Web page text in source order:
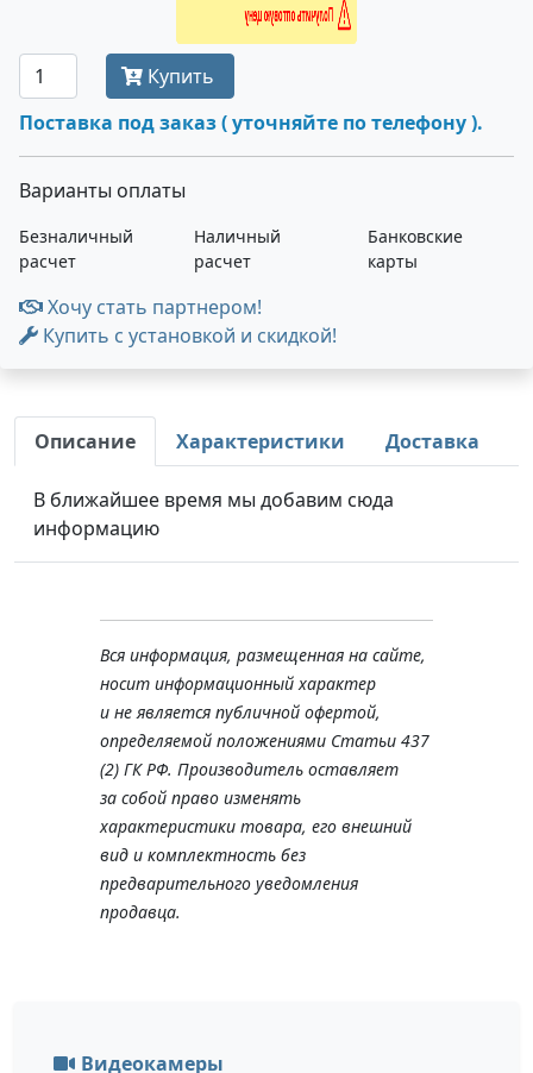
Получить оптовую цену
Купить
Поставка под заказ ( уточняйте по телефону ).
Варианты оплаты
Безналичный
расчет
Наличный
расчет
Банковские
карты
Хочу стать партнером!
Купить с установкой и скидкой!
Описание Характеристики Доставка
В ближайшее время мы добавим сюда
информацию
Вся информация, размещенная на сайте,
носит информационный характер
и не является публичной офертой,
определяемой положениями Статьи 437
(2) ГК РФ. Производитель оставляет
за собой право изменять
характеристики товара, его внешний
вид и комплектность без
предварительного уведомления
продавца.
Видеокамеры